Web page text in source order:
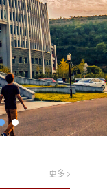
更多